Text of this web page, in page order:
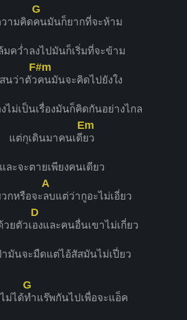
ามคิด
G
คนมันก็ยากที่จะห้าม
มคว่ำลงไปมันก็เริ่มที่จะข้าม
นว่าตัว
F#m
คนมันจะคิดไปยังใง
ไม่เป็นเรื่องมันก็คิดกันอย่างไกล
แต่กุเดินมาคนเดี
Em
ยว
และจะตายเพียงคนเดียว
กหรือจะ
A
ลบแต่ว่ากูอะไม่เอี่ยว
ยตัวเ
D
องและคนอื่นเขาไม่เกี่ยว
ามันจะมืดแต่ไอ้สัสมันไม่เปี่ยว
ม่ได้
G
ทำแร๊พกันไปเพื่อจะแอ็ค